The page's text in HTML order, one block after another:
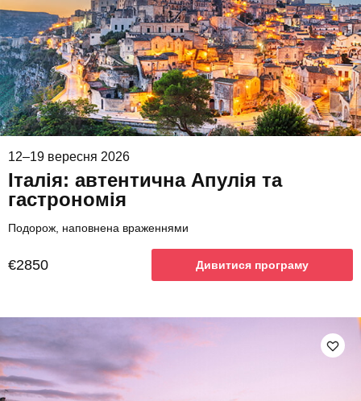
12–19 вересня 2026
Італія: автентична Апулія та
гастрономія
Подорож, наповнена враженнями
€2850 Дивитися програму